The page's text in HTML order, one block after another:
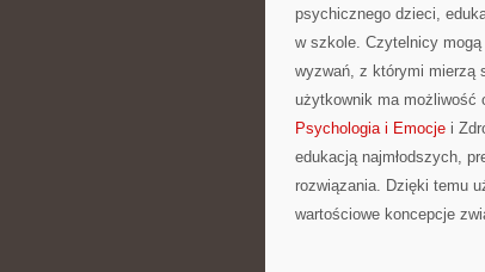
psychicznego dzieci,
w szkole. Czytelnicy
wyzwań, z którymi mierzą
użytkownik ma możliwość
Psychologia i Emocje i
edukacją najmłodszych,
rozwiązania. Dzięki temu
wartościowe koncepcje